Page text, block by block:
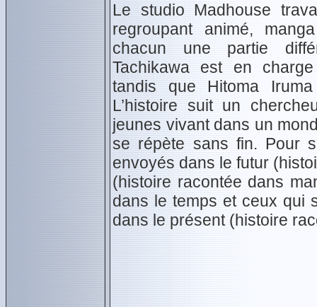
Le studio Madhouse
regroupant animé,
chacun une partie
Tachikawa est en
tandis que Hitoma
L’histoire suit un
jeunes vivant dans un
se répète sans fin. Pour
envoyés dans le futur
(histoire racontée dans
dans le temps et ceux qui
dans le présent (histoire